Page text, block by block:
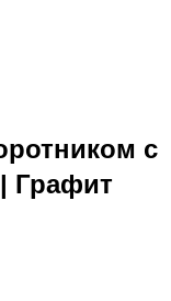
с
Графит